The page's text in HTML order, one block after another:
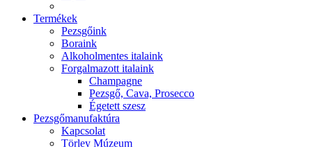
Termékek
Pezsgőink
Boraink
Alkoholmentes italaink
Forgalmazott italaink
Champagne
Pezsgő, Cava, Prosecco
Égetett szesz
Pezsgőmanufaktúra
Kapcsolat
Törley Múzeum